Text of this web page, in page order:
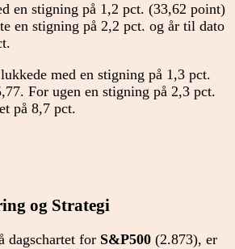
en stigning på 1,2 pct. (33,62 point)
en stigning på 2,2 pct. og år til dato
lukkede med en stigning på 1,3 pct.
For ugen en stigning på 2,3 pct.
på 8,7 pct.
og Strategi
dagschartet for S&P500 (2.873), er